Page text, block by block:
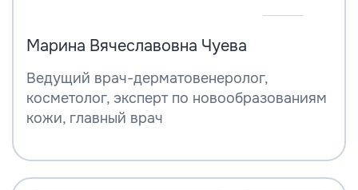
Марина Вячеславовна Чуева
Ведущий врач-дерматовенеролог,
косметолог, эксперт по новообразованиям
кожи, главный врач